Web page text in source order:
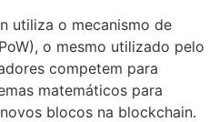
utiliza o mecanismo de
o mesmo utilizado pelo
competem para
matemáticos para
blocos na blockchain.